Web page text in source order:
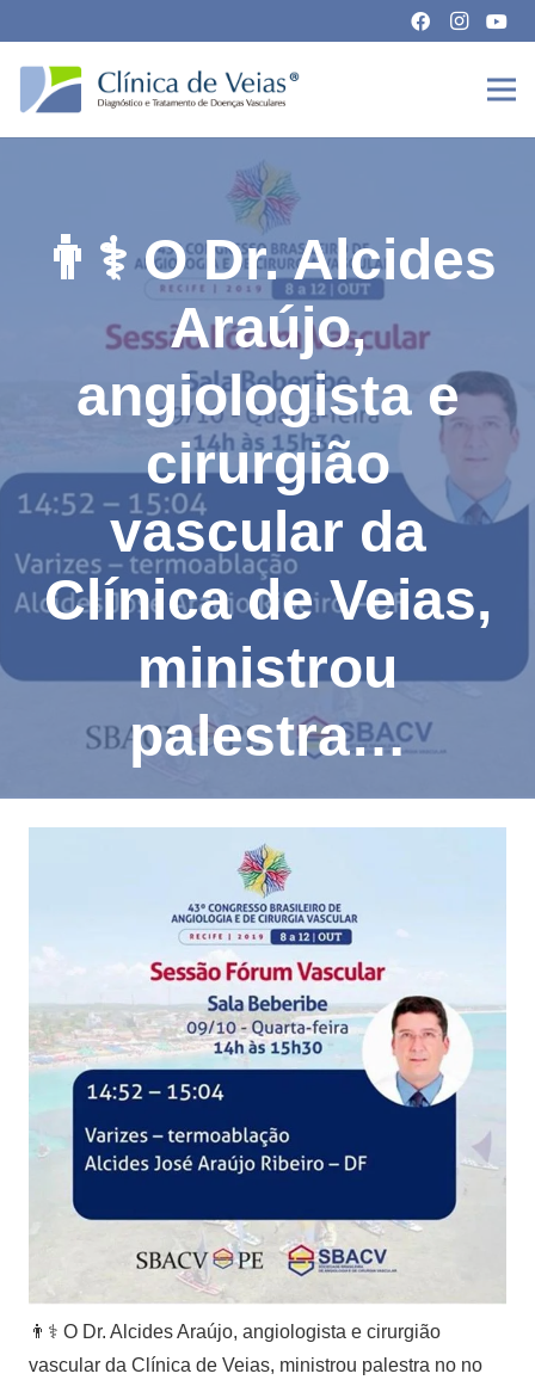
👨⚕️ O Dr. Alcides
Araújo,
angiologista e
cirurgião
vascular da
Clínica de Veias,
ministrou
palestra…
👨⚕️ O Dr. Alcides Araújo, angiologista e cirurgião
vascular da Clínica de Veias, ministrou palestra no no